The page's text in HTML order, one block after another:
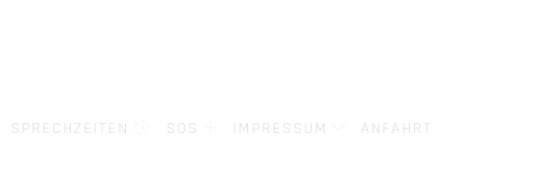
SPRECHZEITEN SOS IMPRESSUM ANFAHRT